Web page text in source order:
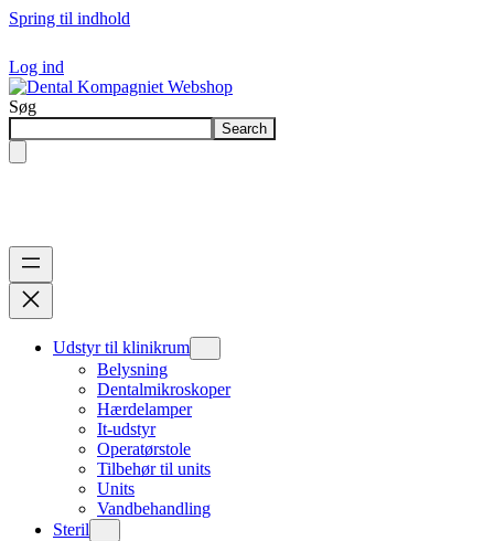
Spring til indhold
Log ind
Søg
Search
Udstyr til klinikrum
Belysning
Dentalmikroskoper
Hærdelamper
It-udstyr
Operatørstole
Tilbehør til units
Units
Vandbehandling
Steril